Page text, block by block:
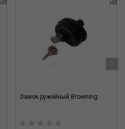
Замок ружейный Browning
›